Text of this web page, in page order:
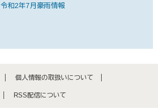
令和2年7月豪雨情報
個人情報の取扱いについて
RSS配信について